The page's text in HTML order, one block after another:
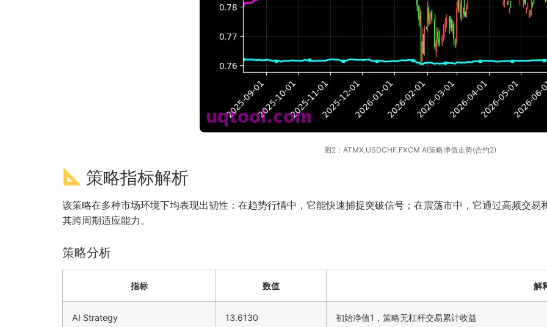
图2：ATMX,USDCHF.FXCM AI策略净值走势(合约2)
策略指标解析
该策略在多种市场环境下均表现出韧性：在趋势行情中，它能快速捕捉突破信号；在震荡市中，它通过高频交易
其跨周期适应能力。
策略分析
指标 数值 解
AI Strategy 13.6130 初始净值1，策略无杠杆交易累计收益